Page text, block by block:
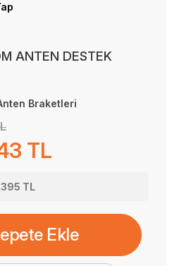
ANTEN DESTEK
Braketleri
TL
TL
Ekle